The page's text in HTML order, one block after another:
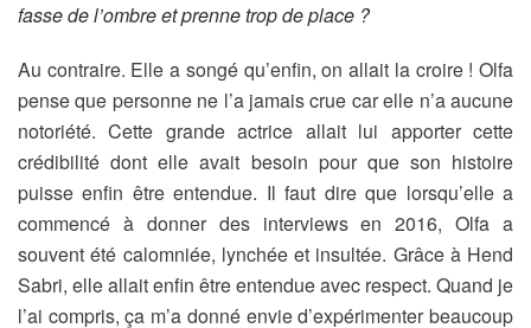
fasse de l’ombre et prenne trop de place ?
Au contraire. Elle a songé qu’enfin, on allait la croire ! Olfa
pense que personne ne l’a jamais crue car elle n’a aucune
notoriété. Cette grande actrice allait lui apporter cette
crédibilité dont elle avait besoin pour que son histoire
puisse enfin être entendue. Il faut dire que lorsqu’elle a
commencé à donner des interviews en 2016, Olfa a
souvent été calomniée, lynchée et insultée. Grâce à Hend
Sabri, elle allait enfin être entendue avec respect. Quand je
l’ai compris, ça m’a donné envie d’expérimenter beaucoup